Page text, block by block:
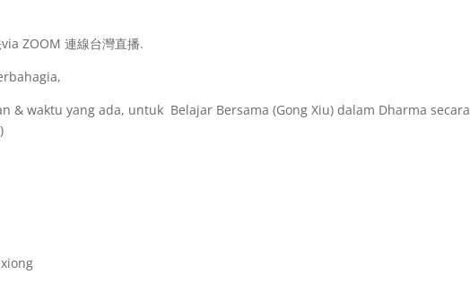
ZOOM 連線台灣直播.
& waktu yang ada, untuk Belajar Bersama (Gong Xiu) dalam Dharma secara